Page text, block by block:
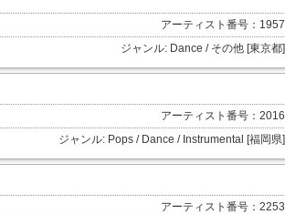
アーティスト番号：1957
ジャンル: Dance / その他 [東京都]
アーティスト番号：2016
ジャンル: Pops / Dance / Instrumental [福岡県]
アーティスト番号：2253